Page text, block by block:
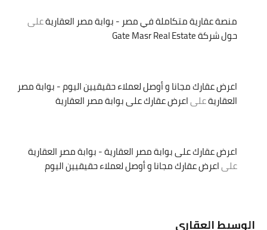
منصة عقارية متكاملة في مصر - بوابة مصر العقاريةعلى
حول شركة Gate Masr Real Estate
اعرض عقارك مجانا و أوصل لعملاء حقيقيين اليوم - بوابة مصر
العقاريةعلىاعرض عقارك على بوابة مصر العقارية
اعرض عقارك على بوابة مصر العقارية - بوابة مصر العقارية
علىاعرض عقارك مجانا و أوصل لعملاء حقيقيين اليوم
الوسيط العقاري